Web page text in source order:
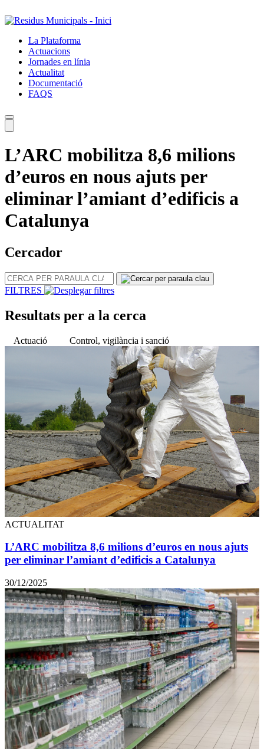
al
principalLa Plataforma
Actuacions
Jornades en línia
Actualitat
Documentació
FAQS
L’ARC mobilitza 8,6 milions
d’euros en nous ajuts per
eliminar l’amiant d’edificis a
Catalunya
Cercador
CERCA
PER
PARAULA
CLAU
FILTRES
Resultats per a la cerca
Actuació Control, vigilància i sanció
ACTUALITAT
L’ARC mobilitza 8,6 milions d’euros en nous ajuts
per eliminar l’amiant d’edificis a Catalunya
30/12/2025